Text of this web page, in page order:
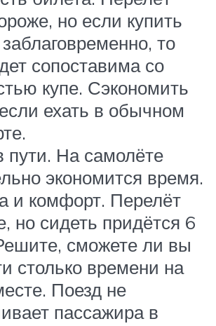
но если купить
то
сопоставима со
купе. Сэкономить
ехать в обычном
пути. На самолёте
экономится время.
и комфорт. Перелёт
но сидеть придётся 6
сможете ли вы
столько времени на
Поезд не
пассажира в